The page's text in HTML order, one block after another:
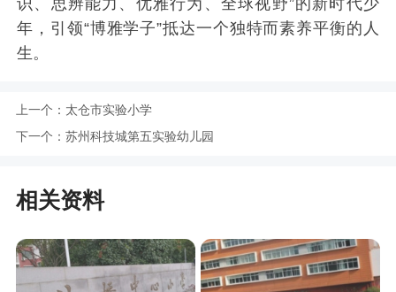
识、思辨能力、优雅行为、全球视野”的新时代少
年，引领“博雅学子”抵达一个独特而素养平衡的人
生。
上一个： 太仓市实验小学
下一个： 苏州科技城第五实验幼儿园
相关资料